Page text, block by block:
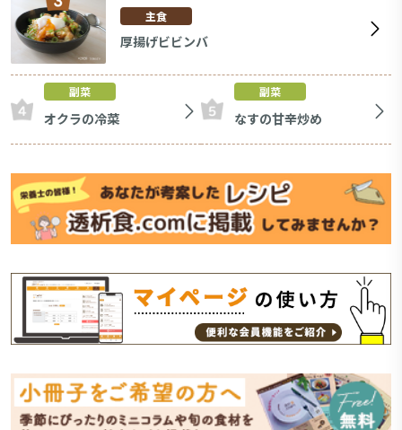
主食
厚揚げビビンバ
副菜
オクラの冷菜
副菜
なすの甘辛炒め